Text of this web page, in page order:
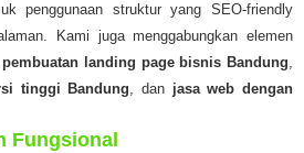
penggunaan struktur yang SEO-friendly
Kami juga menggabungkan elemen
pembuatan landing page bisnis Bandung,
tinggi Bandung, dan jasa web dengan
Fungsional